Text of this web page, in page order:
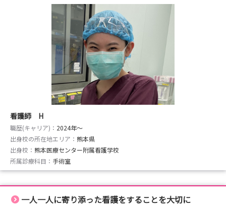
看護師 H
職歴(キャリア)： 2024年〜
出身校の所在地エリア： 熊本県
出身校： 熊本医療センター附属看護学校
所属診療科目： 手術室
一人一人に寄り添った看護をすることを大切に